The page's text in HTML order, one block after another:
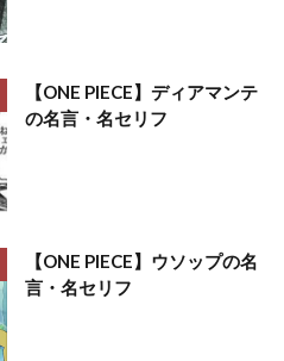
【ONE PIECE】ディアマンテ
の名言・名セリフ
【ONE PIECE】ウソップの名
言・名セリフ